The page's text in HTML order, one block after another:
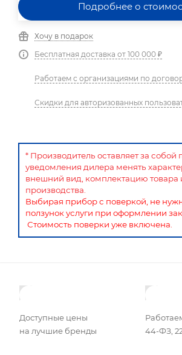
Подробнее о
Хочу в подарок
Бесплатная доставка от 100 000 ₽
Работаем с организациями по
Скидки для авторизованных
* Производитель оставляет за собой
уведомления дилера менять
внешний вид, комплектацию товара
производства.
Выбирая прибор с поверкой, не
ползунок услуги при оформлении
Стоимость поверки уже включена.
Доступные цены
на лучшие бренды
44-ФЗ,